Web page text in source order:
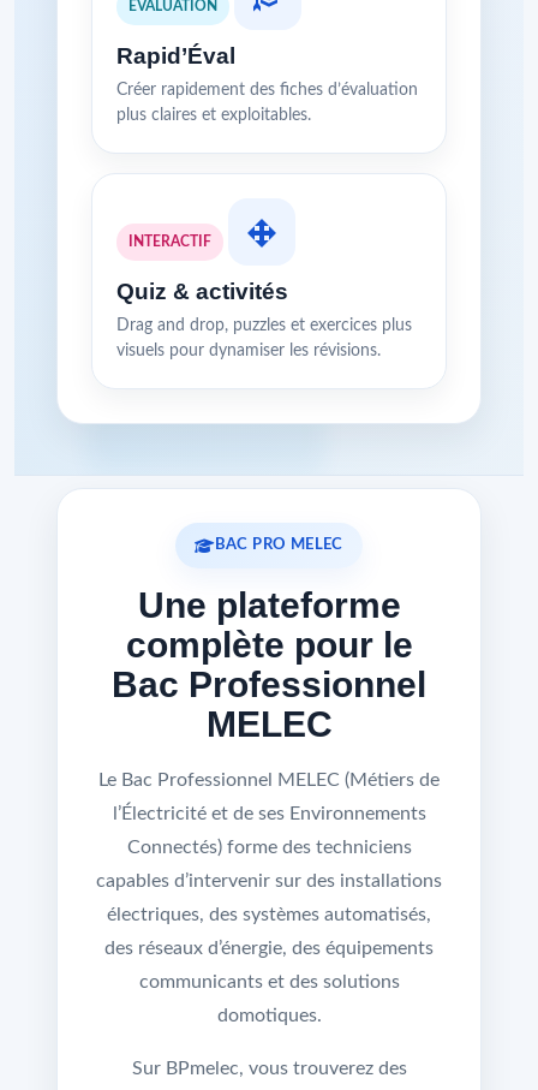
ÉVALUATION
Rapid’Éval
Créer rapidement des fiches d’évaluation
plus claires et exploitables.
INTERACTIF
Quiz & activités
Drag and drop, puzzles et exercices plus
visuels pour dynamiser les révisions.
BAC PRO MELEC
Une plateforme
complète pour le
Bac Professionnel
MELEC
Le Bac Professionnel MELEC (Métiers de
l’Électricité et de ses Environnements
Connectés) forme des techniciens
capables d’intervenir sur des installations
électriques, des systèmes automatisés,
des réseaux d’énergie, des équipements
communicants et des solutions
domotiques.
Sur BPmelec, vous trouverez des